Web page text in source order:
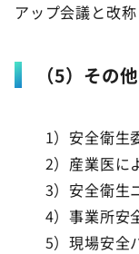
アップ会議と改称
（5）その
1）安全衛生
2）産業医によ
3）安全衛生ニ
4）事業所安全
5）現場安全パ